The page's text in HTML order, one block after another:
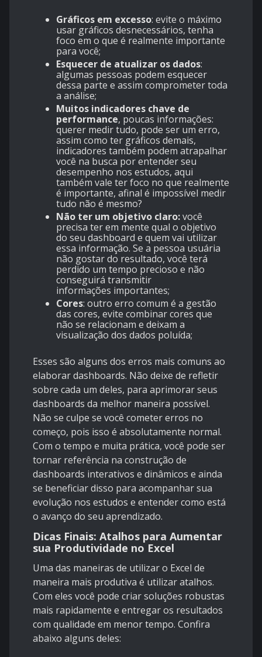
Gráficos em excesso: evite o máximo
usar gráficos desnecessários, tenha
foco em o que é realmente importante
para você;
Esquecer de atualizar os dados:
algumas pessoas podem esquecer
dessa parte e assim comprometer toda
a análise;
Muitos indicadores chave de
performance, poucas informações:
querer medir tudo, pode ser um erro,
assim como ter gráficos demais,
indicadores também podem atrapalhar
você na busca por entender seu
desempenho nos estudos, aqui
também vale ter foco no que realmente
é importante, afinal é impossível medir
tudo não é mesmo?
Não ter um objetivo claro:você
precisa ter em mente qual o objetivo
do seu dashboard e quem vai utilizar
essa informação. Se a pessoa usuária
não gostar do resultado, você terá
perdido um tempo precioso e não
conseguirá transmitir
informações importantes;
Cores: outro erro comum é a gestão
das cores, evite combinar cores que
não se relacionam e deixam a
visualização dos dados poluída;
Esses são alguns dos erros mais comuns ao
elaborar dashboards. Não deixe de refletir
sobre cada um deles, para aprimorar seus
dashboards da melhor maneira possível.
Não se culpe se você cometer erros no
começo, pois isso é absolutamente normal.
Com o tempo e muita prática, você pode ser
tornar referência na construção de
dashboards interativos e dinâmicos e ainda
se beneficiar disso para acompanhar sua
evolução nos estudos e entender como está
o avanço do seu aprendizado.
Dicas Finais: Atalhos para Aumentar
sua Produtividade no Excel
Uma das maneiras de utilizar o Excel de
maneira mais produtiva é utilizaratalhos.
Com eles você pode criar soluções robustas
mais rapidamente e entregar os resultados
com qualidade em menor tempo. Confira
abaixo alguns deles: